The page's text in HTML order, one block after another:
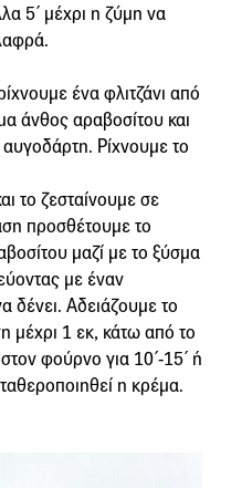
5΄ μέχρι η ζύμη να
ένα φλιτζάνι από
άνθος αραβοσίτου και
Ρίχνουμε το
το ζεσταίνουμε σε
προσθέτουμε το
μαζί με το ξύσμα
με έναν
δένει. Αδειάζουμε το
μέχρι 1 εκ, κάτω από το
φούρνο για 10΄-15΄ ή
η κρέμα.